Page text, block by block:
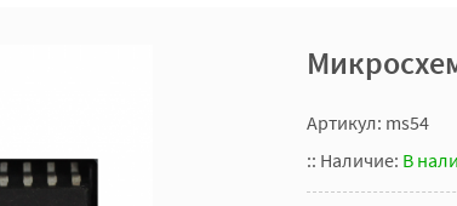
Артикул: ms54
:: Наличие: В